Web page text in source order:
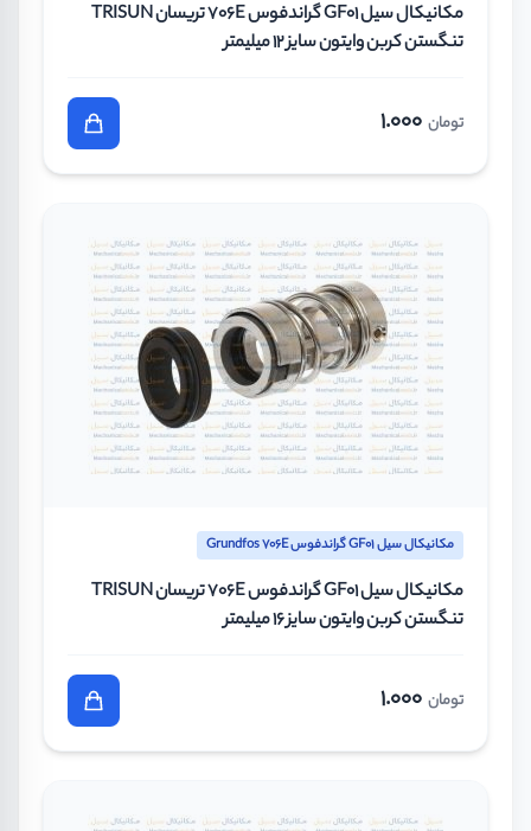
مکانیکال سیل GF01 گراندفوس 706E تریسان TRISUN
تنگستن کربن وایتون سایز 12 میلیمتر
تومان 1.000
مکانیکال سیل GF01 گراندفوس Grundfos 706E
مکانیکال سیل GF01 گراندفوس 706E تریسان TRISUN
تنگستن کربن وایتون سایز 16 میلیمتر
تومان 1.000